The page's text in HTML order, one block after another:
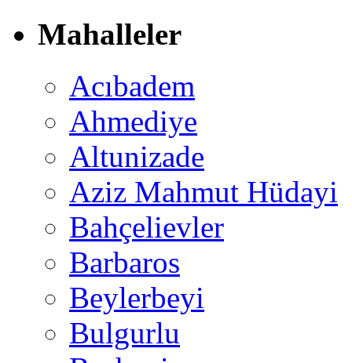
Mahalleler
Acıbadem
Ahmediye
Altunizade
Aziz Mahmut Hüdayi
Bahçelievler
Barbaros
Beylerbeyi
Bulgurlu